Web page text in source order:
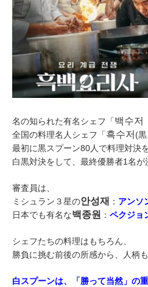
名の知られた有名シェフ「백수저
全国の料理名人シェフ「흑수저 (
最初に黒スプーン80人で料理対決
白黒対決をして、最終優勝者1名が
審査員は、
ミシュラン３星の안성재 ： アンソ
日本でも有名な백종원 ： ペクジョ
シェフたちの料理はもちろん、
勝負に挑む前後の所感から、人柄
白スプーンは、「勝って当然」の